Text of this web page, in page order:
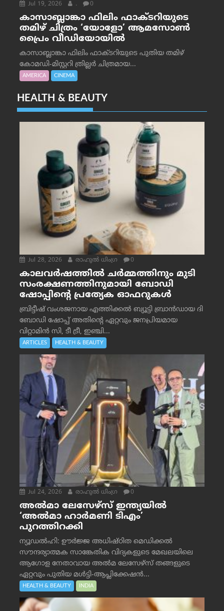
Jul 19, 2026 . 0
കാസാബ്ലാങ്കാ ഫിലിം ഫാക്ടറിയുടെ
തമിഴ് ചിത്രം ‘യോളോ’ ആമസോൺ
പ്രൈം വീഡിയോയിൽ
കാസാബ്ലാങ്കാ ഫിലിം ഫാക്ടറിയുടെ പുതിയ തമിഴ്
കോമഡി-മിസ്റ്ററി ത്രില്ലർ ചിത്രമായ...
AMERICA CINEMA
HEALTH & BEAUTY
Jul 28, 2026 രാഹുല്‍ ധിംഗ്ര 0
കാലവർഷത്തിൽ ചർമ്മത്തിനും മുടി
സംരക്ഷണത്തിനുമായി ബോഡി
ഷോപ്പിന്റെ പ്രത്യേക ഓഫറുകൾ
ബ്രിട്ടീഷ് വംശജനായ എത്തിക്കൽ ബ്യൂട്ടി ബ്രാൻഡായ ദി
ബോഡി ഷോപ്പ് അതിന്റെ ഏറ്റവും ജനപ്രിയമായ
വിറ്റാമിൻ സി, ടീ ട്രീ, ഇഞ്ചി...
ARTICLES HEALTH & BEAUTY
Jul 24, 2026 രാഹുല്‍ ധിംഗ്ര 0
അൽമാ ലേസേഴ്സ് ഇന്ത്യയിൽ
‘അൽമാ ഹാർമണി ടിഎം’
പുറത്തിറക്കി
ന്യൂഡൽഹി: ഊർജ്ജ അധിഷ്ഠിത മെഡിക്കൽ
സൗന്ദര്യാത്മക സാങ്കേതിക വിദ്യകളുടെ മേഖലയിലെ
ആഗോള നേതാവായ അൽമ ലേസേഴ്സ് തങ്ങളുടെ
ഏറ്റവും പുതിയ മൾട്ടി-ആപ്ലിക്കേഷൻ...
HEALTH & BEAUTY INDIA